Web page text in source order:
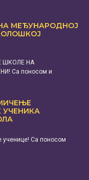
МЕЂУНАРОДНОЈ
ШКОЛЕ НА
Са поносом и
УЧЕНИКА
ученице! Са поносом